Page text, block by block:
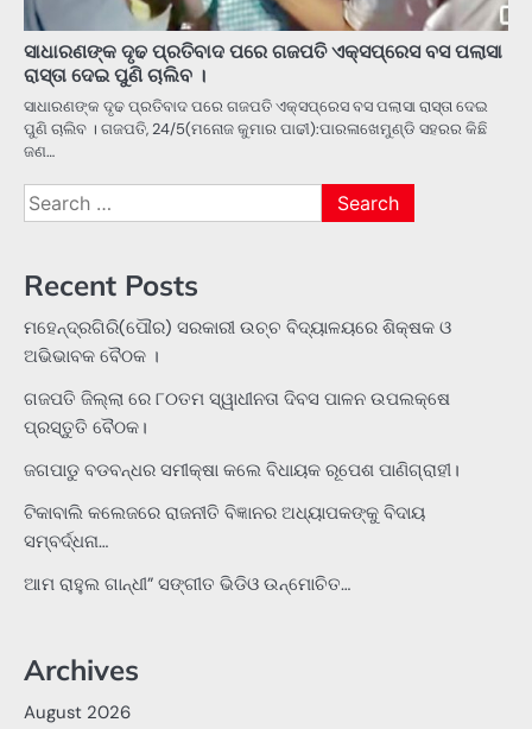
ସାଧାରଣଙ୍କ ଦୃଢ ପ୍ରତିବାଦ ପରେ ଗଜପତି ଏକ୍ସପ୍ରେସ ବସ ପଲାସା
ରାସ୍ତା ଦେଇ ପୁଣି ଚାଲିବ ।
ସାଧାରଣଙ୍କ ଦୃଢ ପ୍ରତିବାଦ ପରେ ଗଜପତି ଏକ୍ସପ୍ରେସ ବସ ପଲାସା ରାସ୍ତା ଦେଇ
ପୁଣି ଚାଲିବ । ଗଜପତି, 24/5(ମନୋଜ କୁମାର ପାଢୀ):ପାରଳାଖେମୁଣ୍ଡି ସହରର କିଛି
ଜଣ…
Search
for:
Recent Posts
ମହେନ୍ଦ୍ରଗିରି(ପୌର) ସରକାରୀ ଉଚ୍ଚ ବିଦ୍ୟାଳୟରେ ଶିକ୍ଷକ ଓ
ଅଭିଭାବକ ବୈଠକ ।
ଗଜପତି ଜିଲ୍ଲା ରେ ୮୦ତମ ସ୍ୱାଧୀନତା ଦିବସ ପାଳନ ଉପଲକ୍ଷେ
ପ୍ରସ୍ତୁତି ବୈଠକ।
ଜଗପାଡୁ ବଡବନ୍ଧର ସମୀକ୍ଷା କଲେ ବିଧାୟକ ରୂପେଶ ପାଣିଗ୍ରାହୀ।
ଟିକାବାଲି କଲେଜରେ ରାଜନୀତି ବିଜ୍ଞାନର ଅଧ୍ୟାପକଙ୍କୁ ବିଦାୟ
ସମ୍ବର୍ଦ୍ଧନା…
ଆମ ରାହୁଲ ଗାନ୍ଧୀ” ସଙ୍ଗୀତ ଭିଡିଓ ଉନ୍ମୋଚିତ…
Archives
August 2026